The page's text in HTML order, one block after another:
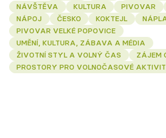
NÁVŠTĚVA
KULTURA PIVOVAR
NÁPOJ
ČESKO KOKTEJL
PIVOVAR VELKÉ POPOVICE
UMĚNÍ, KULTURA, ZÁBAVA A MÉDIA
ŽIVOTNÍ STYL A VOLNÝ ČAS
ZÁJEM
PROSTORY PRO VOLNOČASOVÉ